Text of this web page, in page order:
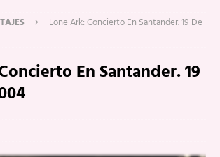
Lone Ark: Concierto En Santander. 19 De
En Santander. 19